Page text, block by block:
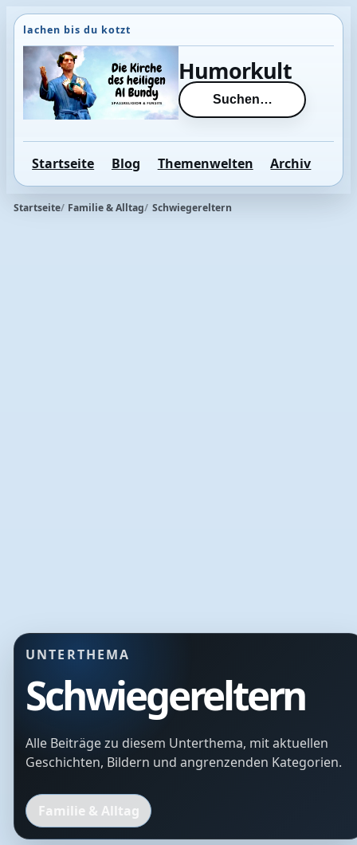
Direkt
zum
Inhalt
wechseln
Humorkult
Suchen…
Startseite Blog Themenwelten Archiv
Startseite Familie & Alltag Schwiegereltern
UNTERTHEMA
Schwiegereltern
Alle Beiträge zu diesem Unterthema, mit aktuellen
Geschichten, Bildern und angrenzenden Kategorien.
Familie & Alltag